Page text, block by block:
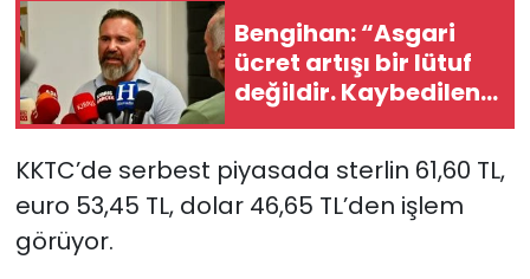
Bengihan: “Asgari
ücret artışı bir lütuf
değildir. Kaybedilen
alım gücünün yerine
KKTC’de serbest piyasada sterlin 61,60 TL,
euro 53,45 TL, dolar 46,65 TL’den işlem
görüyor.
Nöbetçi Eczaneler
Otomobil Dünyası
Politika
SAĞLIK
Spor